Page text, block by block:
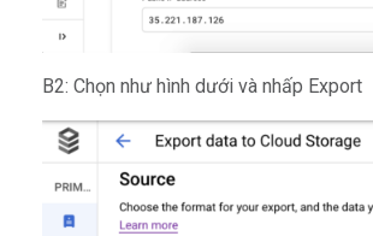
B2: Chọn như hình dưới và nhấp Export